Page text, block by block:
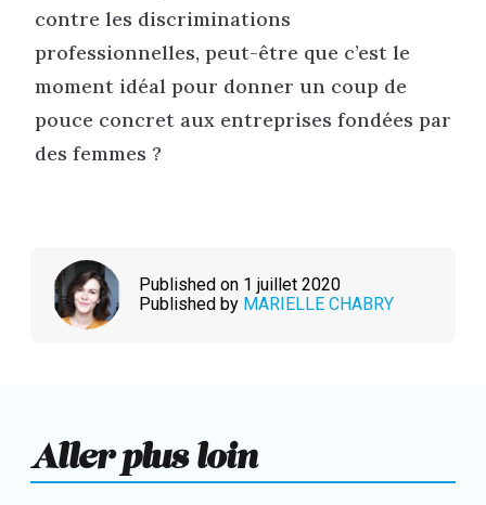
contre les discriminations
professionnelles, peut-être que c’est le
moment idéal pour donner un coup de
pouce concret aux entreprises fondées par
des femmes ?
Published on 1 juillet 2020
Published by MARIELLE CHABRY
Aller plus loin